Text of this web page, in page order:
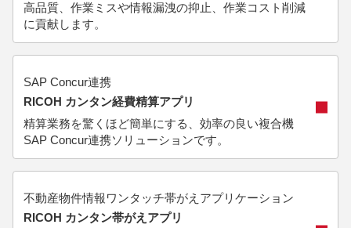
高品質、作業ミスや情報漏洩の抑止、作業コスト削減
に貢献します。
SAP Concur連携
RICOH カンタン経費精算アプリ
精算業務を驚くほど簡単にする、効率の良い複合機
SAP Concur連携ソリューションです。
不動産物件情報ワンタッチ帯がえアプリケーション
RICOH カンタン帯がえアプリ